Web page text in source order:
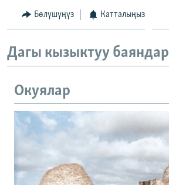
Бөлүшүңүз Катталыңыз
Дагы кызыктуу баяндар
Окуялар